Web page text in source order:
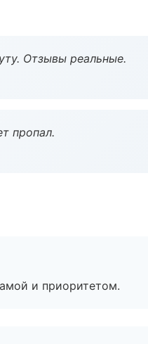
Отзывы реальные.
пропал.
и приоритетом.